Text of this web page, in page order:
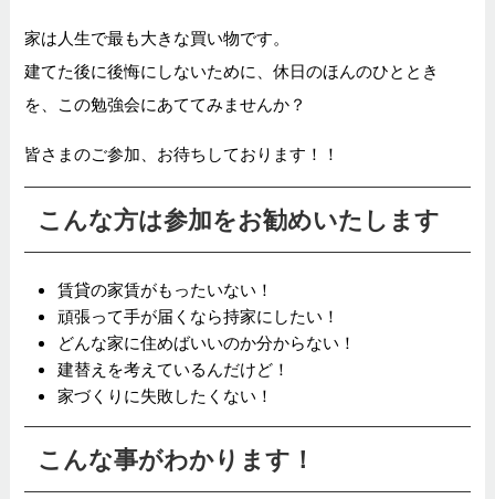
家は人生で最も大きな買い物です。
建てた後に後悔にしないために、休日のほんのひととき
を、この勉強会にあててみませんか？
皆さまのご参加、お待ちしております！！
こんな方は参加をお勧めいたします
賃貸の家賃がもったいない！
頑張って手が届くなら持家にしたい！
どんな家に住めばいいのか分からない！
建替えを考えているんだけど！
家づくりに失敗したくない！
こんな事がわかります！